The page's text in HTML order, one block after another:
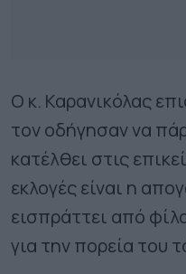
Ο κ. Καρανικόλας
τον οδήγησαν να
κατέλθει στις
εκλογές είναι η
εισπράττει από
για την πορεία του